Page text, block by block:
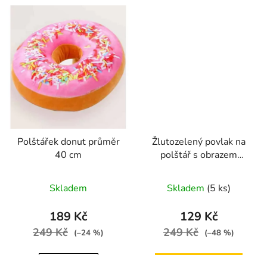
Polštářek donut průměr
40 cm
Skladem
189 Kč
249 Kč (–24 %)
Žlutozelený povlak na
polštář s obrazem
Van Gogha
Skladem (5 ks)
129 Kč
249 Kč (–48 %)